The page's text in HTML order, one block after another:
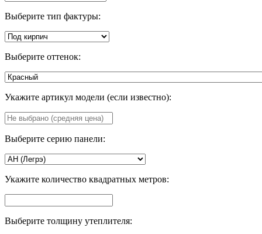
Выберите тип фактуры:
Выберите оттенок:
Укажите артикул модели (если известно):
Выберите серию панели:
Укажите количество квадратных метров:
Выберите толщину утеплителя: